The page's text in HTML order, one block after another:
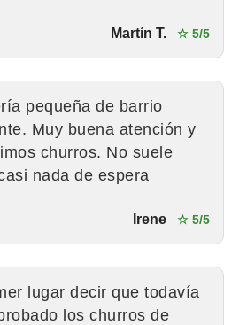
Martín T. ☆ 5/5
pequeña de barrio
Muy buena atención y
churros. No suele
nada de espera
Irene ☆ 5/5
lugar decir que todavía
los churros de